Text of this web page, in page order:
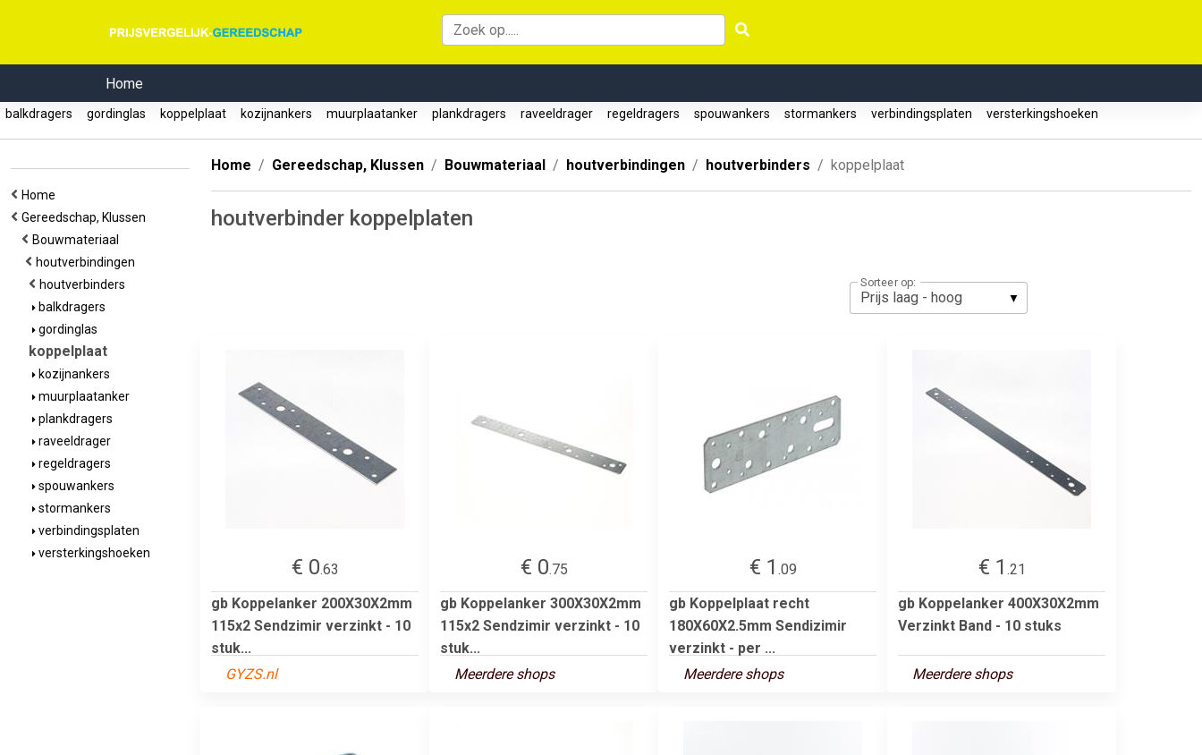
Home
balkdragers gordinglas koppelplaat kozijnankers muurplaatanker plankdragers raveeldrager regeldragers spouwankers stormankers verbindingsplaten versterkingshoeken
Home
Gereedschap, Klussen
Bouwmateriaal
houtverbindingen
houtverbinders
balkdragers
gordinglas
koppelplaat
kozijnankers
muurplaatanker
plankdragers
raveeldrager
regeldragers
spouwankers
stormankers
verbindingsplaten
versterkingshoeken
Home Gereedschap, Klussen Bouwmateriaal houtverbindingen houtverbinders koppelplaat
houtverbinder koppelplaten
Sorteer op:
€ 0.63
gb Koppelanker 200X30X2mm
115x2 Sendzimir verzinkt - 10
stuk...
GYZS.nl
€ 0.75
gb Koppelanker 300X30X2mm
115x2 Sendzimir verzinkt - 10
stuk...
Meerdere shops
€ 1 .09
gb Koppelplaat recht
180X60X2.5mm Sendizimir
verzinkt - per ...
Meerdere shops
€ 1 .21
gb Koppelanker 400X30X2mm
Verzinkt Band - 10 stuks
Meerdere shops